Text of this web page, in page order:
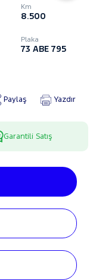
Km
8.500
Plaka
73 ABE 795
Paylaş Yazdır
Garantili Satış